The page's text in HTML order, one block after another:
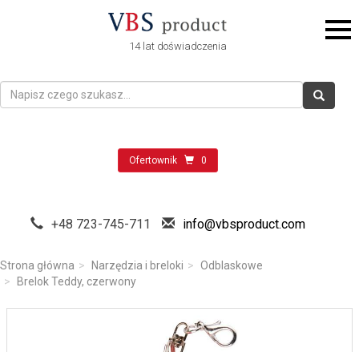
14 lat doświadczenia
Ofertownik 0
+48 723-745-711 info@vbsproduct.com
Strona główna Narzędzia i breloki
Odblaskowe
Brelok Teddy, czerwony